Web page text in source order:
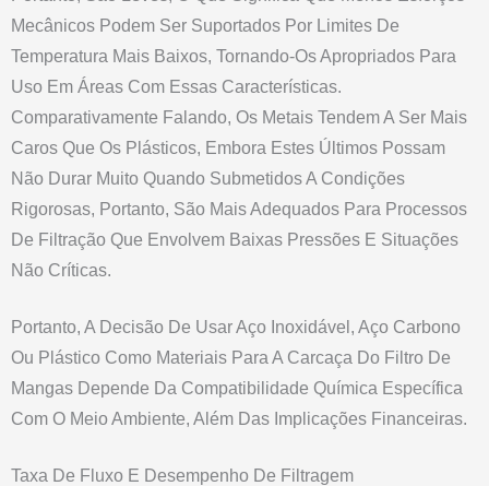
Mecânicos Podem Ser Suportados Por Limites De
Temperatura Mais Baixos, Tornando-Os Apropriados Para
Uso Em Áreas Com Essas Características.
Comparativamente Falando, Os Metais Tendem A Ser Mais
Caros Que Os Plásticos, Embora Estes Últimos Possam
Não Durar Muito Quando Submetidos A Condições
Rigorosas, Portanto, São Mais Adequados Para Processos
De Filtração Que Envolvem Baixas Pressões E Situações
Não Críticas.
Portanto, A Decisão De Usar Aço Inoxidável, Aço Carbono
Ou Plástico Como Materiais Para A Carcaça Do Filtro De
Mangas Depende Da Compatibilidade Química Específica
Com O Meio Ambiente, Além Das Implicações Financeiras.
Taxa De Fluxo E Desempenho De Filtragem